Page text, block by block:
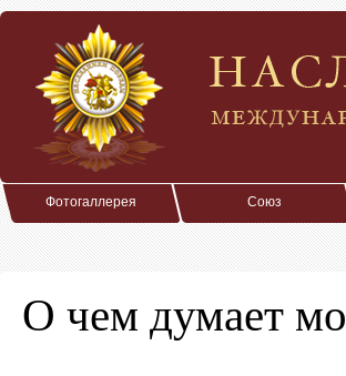
Фотогаллерея Союз
О чем думает